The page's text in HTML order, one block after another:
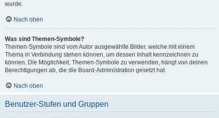
wurde.
Nach oben
Was sind Themen-Symbole?
Themen-Symbole sind vom Autor ausgewählte Bilder, welche mit einem
Thema in Verbindung stehen können, um dessen Inhalt kennzeichnen zu
können. Die Möglichkeit, Themen-Symbole zu verwenden, hängt von deinen
Berechtigungen ab, die die Board-Administration gesetzt hat.
Nach oben
Benutzer-Stufen und Gruppen